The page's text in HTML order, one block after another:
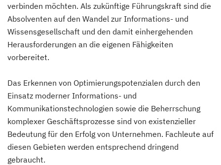
verbinden möchten. Als zukünftige Führungskraft sind die
Absolventen auf den Wandel zur Informations- und
Wissensgesellschaft und den damit einhergehenden
Herausforderungen an die eigenen Fähigkeiten
vorbereitet.
Das Erkennen von Optimierungspotenzialen durch den
Einsatz moderner Informations- und
Kommunikationstechnologien sowie die Beherrschung
komplexer Geschäftsprozesse sind von existenzieller
Bedeutung für den Erfolg von Unternehmen. Fachleute auf
diesen Gebieten werden entsprechend dringend
gebraucht.